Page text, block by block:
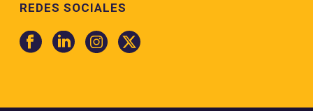
REDES SOCIALES